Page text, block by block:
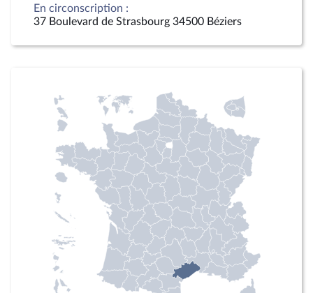
En circonscription :
37 Boulevard de Strasbourg 34500 Béziers